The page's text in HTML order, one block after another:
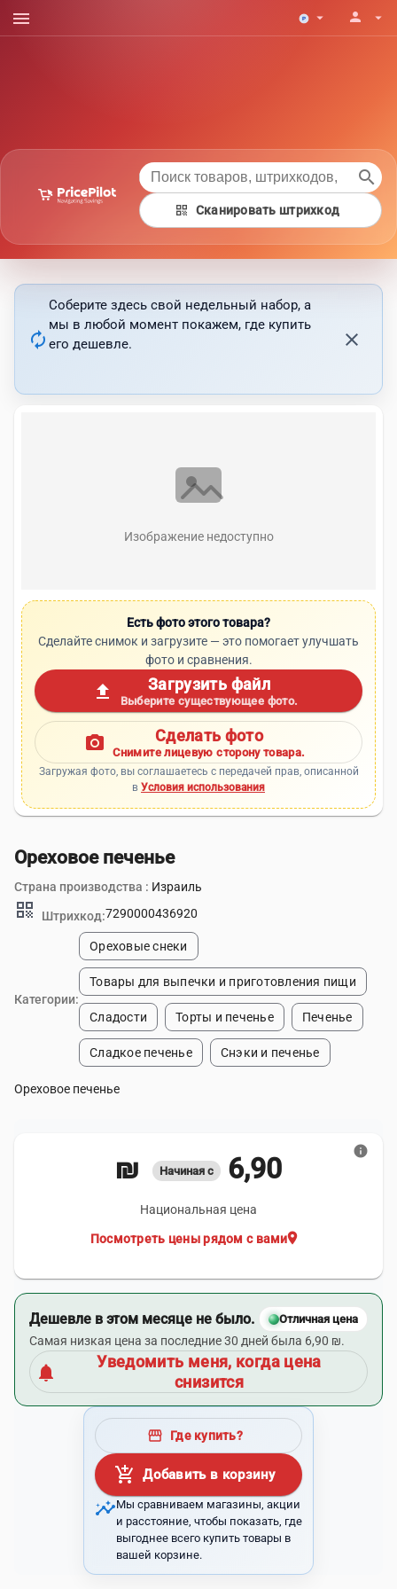
menu arrow_drop_down person arrow_drop_down
search
qr_code Сканировать штрихкод
autorenew
Соберите здесь свой недельный набор, а
мы в любой момент покажем, где купить
его дешевле.
close
Изображение недоступно
Есть фото этого товара?
Сделайте снимок и загрузите — это помогает улучшать
фото и сравнения.
upload Загрузить файл
Выберите существующее фото.
photo_camera Сделать фото
Снимите лицевую сторону товара.
Загружая фото, вы соглашаетесь с передачей прав, описанной
в Условия использования
Ореховое печенье
Страна производства : Израиль
qr_code Штрихкод:7290000436920
Категории:
Ореховые снеки
Товары для выпечки и приготовления пищи
Сладости Торты и печенье Печенье
Сладкое печенье Снэки и печенье
Ореховое печенье
Начиная с 6,90 ₪
Национальная цена
location_on
Посмотреть цены рядом с вами
info
Дешевле в этом месяце не было. Отличная цена
Самая низкая цена за последние 30 дней была 6,90 ₪.
notifications
Уведомить меня, когда цена
снизится
storefront Где купить?
add_shopping_cart Добавить в корзину
insightsМы сравниваем магазины, акции
и расстояние, чтобы показать, где
выгоднее всего купить товары в
вашей корзине.